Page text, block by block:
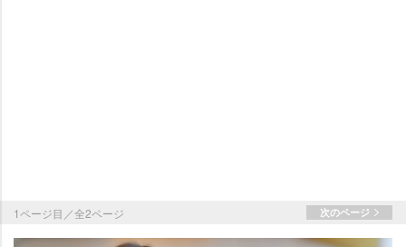
1ページ目／全2ページ 次のページ